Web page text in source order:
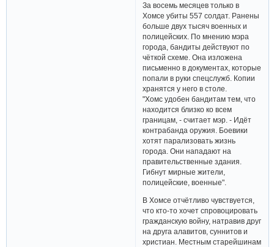
За восемь месяцев только в
Хомсе убиты 557 солдат. Ранены
больше двух тысяч военных и
полицейских. По мнению мэра
города, бандиты действуют по
чёткой схеме. Она изложена
письменно в документах, которые
попали в руки спецслужб. Копии
хранятся у него в столе.
"Хомс удобен бандитам тем, что
находится близко ко всем
границам, - считает мэр. - Идёт
контрабанда оружия. Боевики
хотят парализовать жизнь
города. Они нападают на
правительственные здания.
Гибнут мирные жители,
полицейские, военные".
В Хомсе отчётливо чувствуется,
что кто-то хочет спровоцировать
гражданскую войну, натравив друг
на друга алавитов, суннитов и
христиан. Местным старейшинам